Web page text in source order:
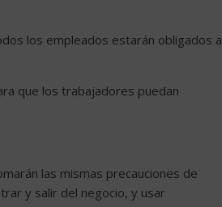
los empleados estarán obligados a
que los trabajadores puedan
las mismas precauciones de
y salir del negocio, y usar